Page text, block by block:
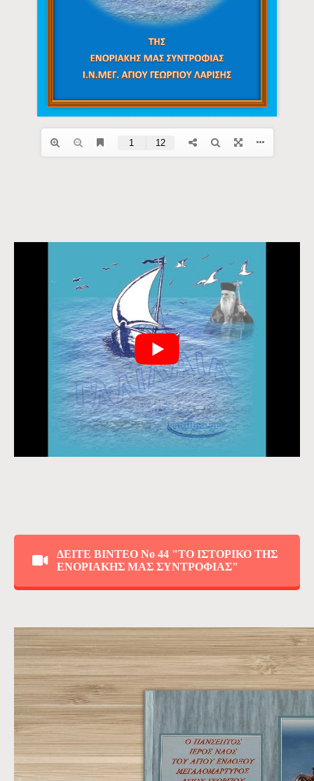
ΔΕΙΤΕ ΒΙΝΤΕΟ Νο 44 "ΤΟ ΙΣΤΟΡΙΚΟ ΤΗΣ
ΕΝΟΡΙΑΚΗΣ ΜΑΣ ΣΥΝΤΡΟΦΙΑΣ"